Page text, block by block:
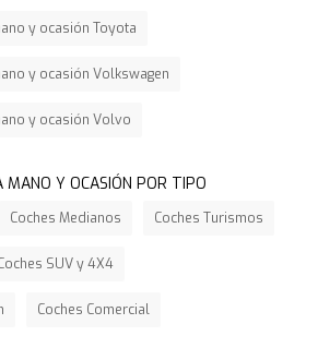
y ocasión Toyota
y ocasión Volkswagen
y ocasión Volvo
MANO Y OCASIÓN POR TIPO
Coches Medianos Coches Turismos
SUV y 4X4
Coches Comercial